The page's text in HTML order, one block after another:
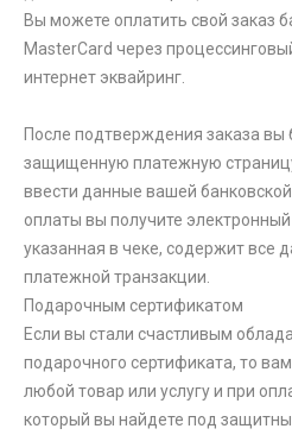
Вы можете оплатить свой заказ
MasterCard через
интернет эквайринг.
После подтверждения заказа вы
защищенную платежную
ввести данные вашей
оплаты вы получите
указанная в чеке, содержит все
платежной транзакции.
Подарочным сертификатом
Если вы стали счастливым
подарочного сертификата, то
любой товар или услугу и при
который вы найдете под